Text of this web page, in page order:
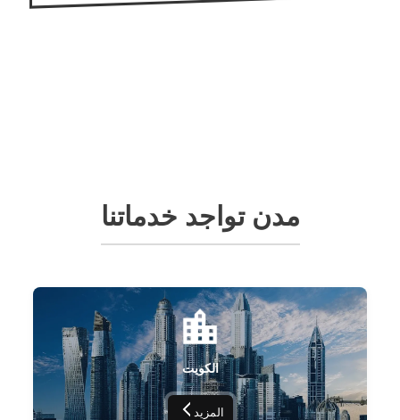
مدن تواجد خدماتنا
الكويت
المزيد